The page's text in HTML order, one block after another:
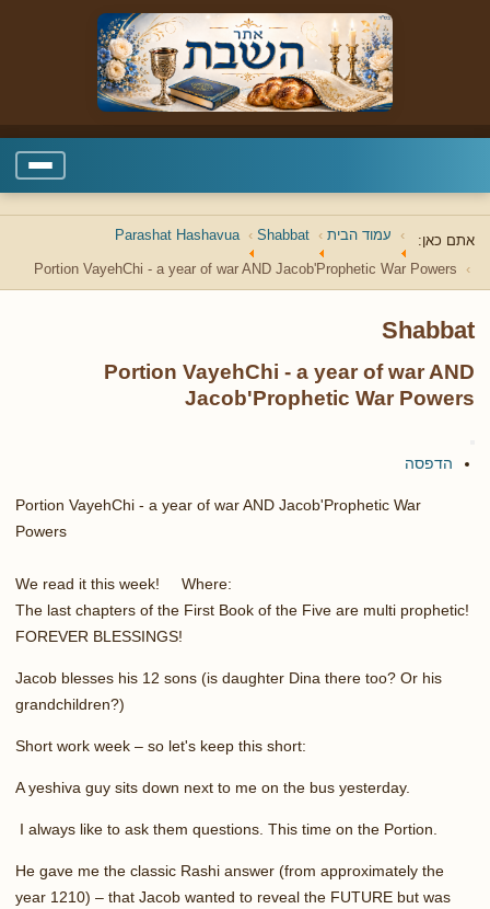
אתם כאן: עמוד הבית Shabbat
Parashat Hashavua
Portion VayehChi - a year of war AND Jacob'Prophetic War Powers
Shabbat
Portion VayehChi - a year of war AND
Jacob'Prophetic War Powers
הדפסה
Portion VayehChi - a year of war AND Jacob'Prophetic War
Powers
We read it this week! Where:
The last chapters of the First Book of the Five are multi prophetic!
FOREVER BLESSINGS!
Jacob blesses his 12 sons (is daughter Dina there too? Or his
grandchildren?)
Short work week – so let's keep this short:
A yeshiva guy sits down next to me on the bus yesterday.
I always like to ask them questions. This time on the Portion.
He gave me the classic Rashi answer (from approximately the
year 1210) – that Jacob wanted to reveal the FUTURE but was